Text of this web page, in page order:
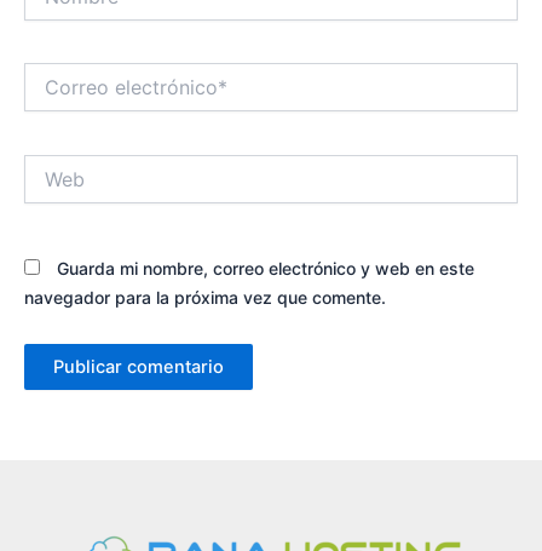
electrónico*
Guarda mi nombre, correo electrónico y web en este
navegador para la próxima vez que comente.